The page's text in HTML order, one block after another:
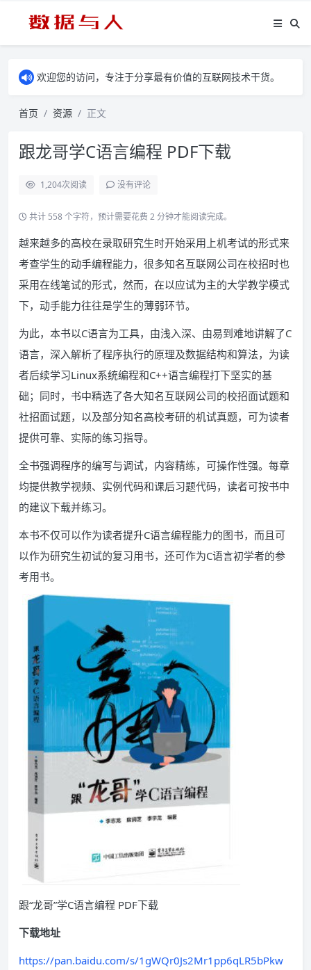
欢迎您的访问，专注于分享最有价值的互联网技术干货。
首页 资源 正文
跟龙哥学C语言编程 PDF下载
1,204次阅读 没有评论
共计 558 个字符，预计需要花费 2 分钟才能阅读完成。
越来越多的高校在录取研究生时开始采用上机考试的形式来
考查学生的动手编程能力，很多知名互联网公司在校招时也
采用在线笔试的形式，然而，在以应试为主的大学教学模式
下，动手能力往往是学生的薄弱环节。
为此，本书以C语言为工具，由浅入深、由易到难地讲解了C
语言，深入解析了程序执行的原理及数据结构和算法，为读
者后续学习Linux系统编程和C++语言编程打下坚实的基
础；同时，书中精选了各大知名互联网公司的校招面试题和
社招面试题，以及部分知名高校考研的机试真题，可为读者
提供可靠、实际的练习指导。
全书强调程序的编写与调试，内容精练，可操作性强。每章
均提供教学视频、实例代码和课后习题代码，读者可按书中
的建议下载并练习。
本书不仅可以作为读者提升C语言编程能力的图书，而且可
以作为研究生初试的复习用书，还可作为C语言初学者的参
考用书。
跟“龙哥”学C语言编程 PDF下载
下载地址
https://pan.baidu.com/s/1gWQr0Js2Mr1pp6qLR5bPkw